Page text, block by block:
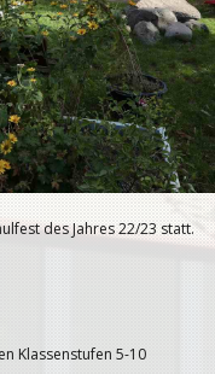
des Jahres 22/23 statt.
Klassenstufen 5-10